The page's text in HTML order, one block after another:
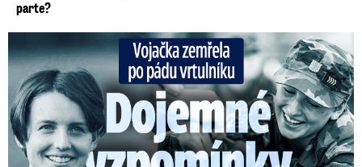
parte?
Vojačka zemřela po pádu vrtulníku: Dojemné vzpomínky na ...